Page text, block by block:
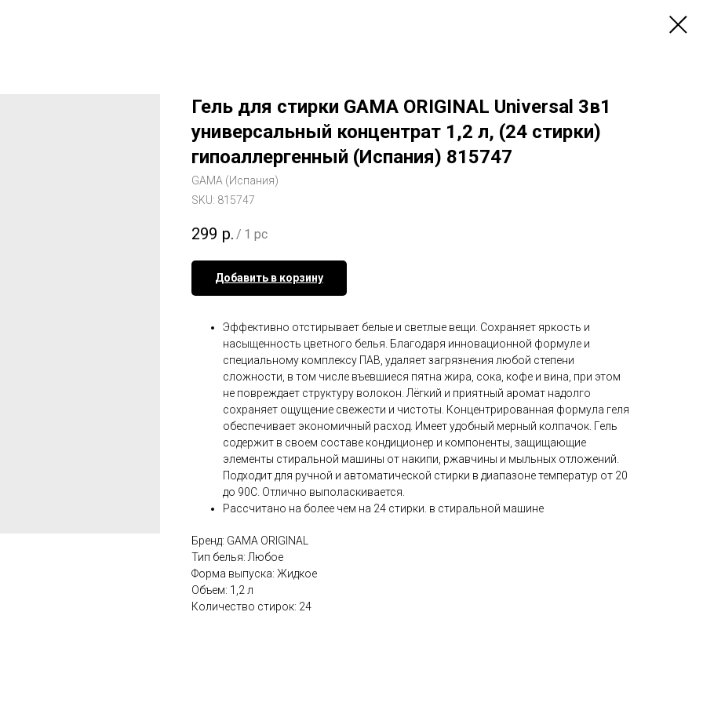
Гель для стирки GAMA ORIGINAL Universal 3в1
универсальный концентрат 1,2 л, (24 стирки)
гипоаллергенный (Испания) 815747
GAMA (Испания)
SKU: 815747
299 р. / 1 pc
Добавить в корзину
Эффективно отстирывает белые и светлые вещи. Сохраняет яркость и
насыщенность цветного белья. Благодаря инновационной формуле и
специальному комплексу ПАВ, удаляет загрязнения любой степени
сложности, в том числе въевшиеся пятна жира, сока, кофе и вина, при этом
не повреждает структуру волокон. Лёгкий и приятный аромат надолго
сохраняет ощущение свежести и чистоты. Концентрированная формула геля
обеспечивает экономичный расход. Имеет удобный мерный колпачок. Гель
содержит в своем составе кондиционер и компоненты, защищающие
элементы стиральной машины от накипи, ржавчины и мыльных отложений.
Подходит для ручной и автоматической стирки в диапазоне температур от 20
до 90С. Отлично выполаскивается.
Рассчитано на более чем на 24 стирки. в стиральной машине
Бренд: GAMA ORIGINAL
Тип белья: Любое
Форма выпуска: Жидкое
Объем: 1,2 л
Количество стирок: 24